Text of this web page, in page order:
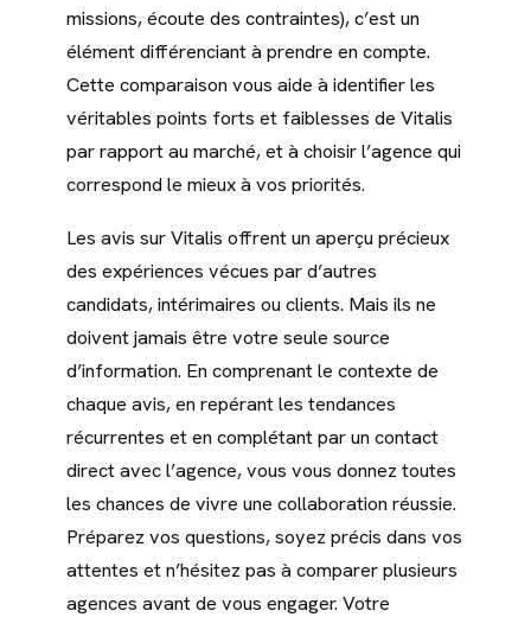
missions, écoute des contraintes), c’est un
élément différenciant à prendre en compte.
Cette comparaison vous aide à identifier les
véritables points forts et faiblesses de Vitalis
par rapport au marché, et à choisir l’agence qui
correspond le mieux à vos priorités.
Les avis sur Vitalis offrent un aperçu précieux
des expériences vécues par d’autres
candidats, intérimaires ou clients. Mais ils ne
doivent jamais être votre seule source
d’information. En comprenant le contexte de
chaque avis, en repérant les tendances
récurrentes et en complétant par un contact
direct avec l’agence, vous vous donnez toutes
les chances de vivre une collaboration réussie.
Préparez vos questions, soyez précis dans vos
attentes et n’hésitez pas à comparer plusieurs
agences avant de vous engager. Votre